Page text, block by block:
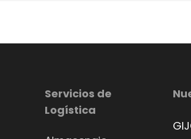
Servicios de
Logística